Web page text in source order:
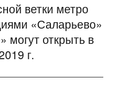
ветки метро
«Саларьево»
могут открыть в
г.